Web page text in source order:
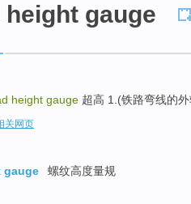
gauge
height gauge 超高 1.(铁路弯线的
关网页
gauge
螺纹高度量规